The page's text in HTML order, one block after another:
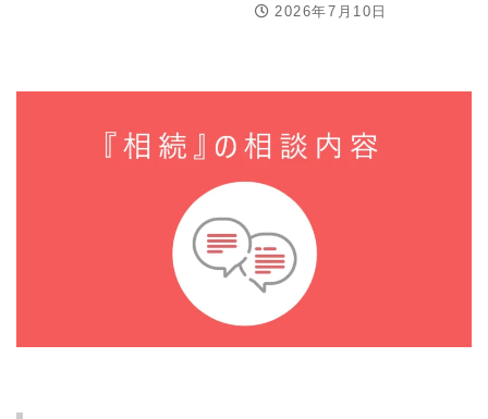
2026年7月10日